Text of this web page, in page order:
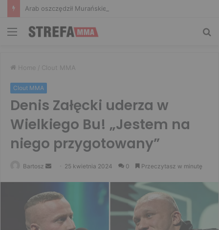
Menu
Home / Clout MMA
Clout MMA
Denis Załęcki uderza w
Wielkiego Bu! „Jestem na
niego przygotowany”
Bartosz
Send 25 kwietnia 2024 0 Przeczytasz w minutę